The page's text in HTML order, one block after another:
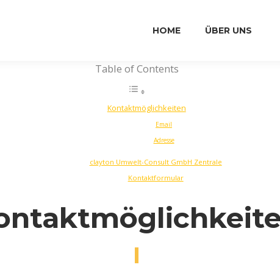
HOME ÜBER UNS
Table of Contents
Kontaktmöglichkeiten
Email
Adresse
clayton Umwelt-Consult GmbH Zentrale
Kontaktformular